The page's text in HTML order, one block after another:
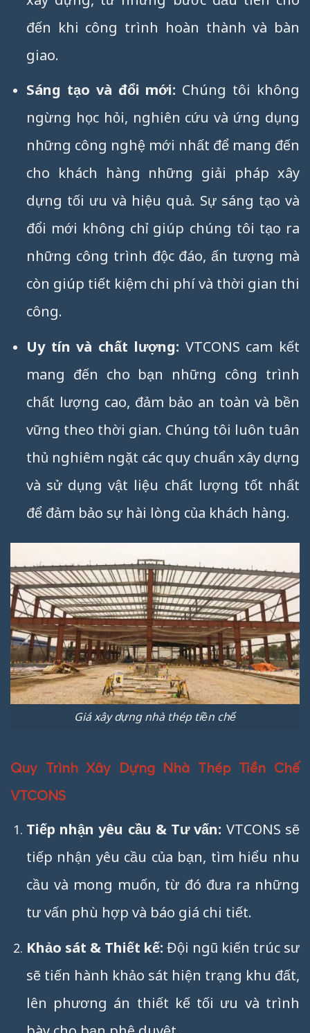
đến khi công trình hoàn thành và bàn
giao.
Sáng tạo và đổi mới: Chúng tôi không
ngừng học hỏi, nghiên cứu và ứng dụng
những công nghệ mới nhất để mang đến
cho khách hàng những giải pháp xây
dựng tối ưu và hiệu quả. Sự sáng tạo và
đổi mới không chỉ giúp chúng tôi tạo ra
những công trình độc đáo, ấn tượng mà
còn giúp tiết kiệm chi phí và thời gian thi
công.
Uy tín và chất lượng: VTCONS cam kết
mang đến cho bạn những công trình
chất lượng cao, đảm bảo an toàn và bền
vững theo thời gian. Chúng tôi luôn tuân
thủ nghiêm ngặt các quy chuẩn xây dựng
và sử dụng vật liệu chất lượng tốt nhất
để đảm bảo sự hài lòng của khách hàng.
Giá xây dựng nhà thép tiền chế
Quy Trình Xây Dựng Nhà Thép Tiền Chế
VTCONS
Tiếp nhận yêu cầu & Tư vấn: VTCONS sẽ
tiếp nhận yêu cầu của bạn, tìm hiểu nhu
cầu và mong muốn, từ đó đưa ra những
tư vấn phù hợp và báo giá chi tiết.
Khảo sát & Thiết kế: Đội ngũ kiến trúc sư
sẽ tiến hành khảo sát hiện trạng khu đất,
lên phương án thiết kế tối ưu và trình